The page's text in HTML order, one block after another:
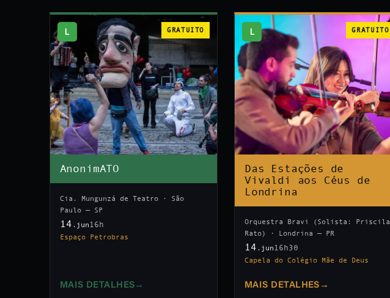
L GRATUITO
AnonimATO
Cia. Mungunzá de Teatro · São
Paulo — SP
14 .jun 16h
Espaço Petrobras
MAIS DETALHES →
L GRATUITO
Das Estações de
Vivaldi aos Céus de
Londrina
Orquestra Bravi (Solista: Priscila
Rato) · Londrina — PR
14 .jun 16h30
Capela do Colégio Mãe de Deus
MAIS DETALHES →